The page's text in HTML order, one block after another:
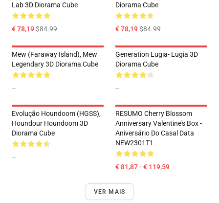
Lab 3D Diorama Cube
€ 78,19$84.99
Diorama Cube
€ 78,19$84.99
Mew (Faraway Island), Mew
Legendary 3D Diorama Cube
--
Generation Lugia- Lugia 3D
Diorama Cube
--
Evolução Houndoom (HGSS),
Houndour Houndoom 3D
Diorama Cube
--
RESUMO Cherry Blossom
Anniversary Valentine's Box -
Aniversário Do Casal Data
NEW2301T1
€ 81,87 - € 119,59
VER MAIS